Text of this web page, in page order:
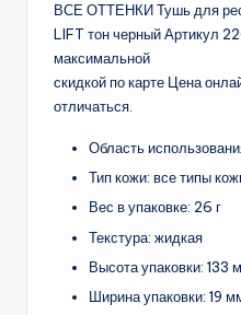
ВСЕ ОТТЕНКИ Тушь для
LIFT тон черный Артикул
максимальной
скидкой по карте Цена
отличаться.
Область
Тип кожи: все типы
Вес в упаковке: 26 г
Текстура: жидкая
Высота упаковки: 133
Ширина упаковки: 19